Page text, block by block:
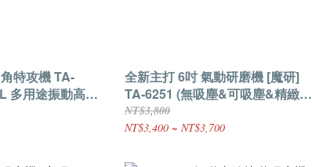
特攻機 TA-
第二代)
全新主打 6吋 氣動研磨機 [魔研]
TA-6251 (無吸塵&可吸塵&精緻版
&強力版) 平面 細部 除漆 研磨 修
補 板金 處理 平穩 輕盈
NT$3,800
NT$3,400 ~ NT$3,700